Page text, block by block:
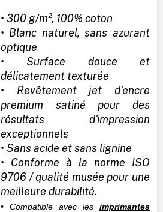
• 300 g/m², 100% coton
• Blanc naturel, sans azurant
optique
• Surface douce et
délicatement texturée
• Revêtement jet d'encre
premium satiné pour des
résultats d'impression
exceptionnels
• Sans acide et sans lignine
• Conforme à la norme ISO
9706 / qualité musée pour une
meilleure durabilité.
• Compatible avec les imprimantes